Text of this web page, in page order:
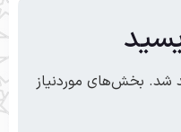
شد. بخش‌های موردنیاز